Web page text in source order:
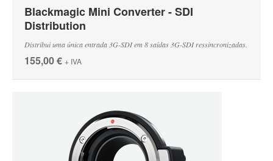
Blackmagic Mini Converter - SDI
Distribution
Distribui uma única entrada 3G-SDI em 8 saídas 3G-SDI ressincronizadas.
155,00 € + IVA